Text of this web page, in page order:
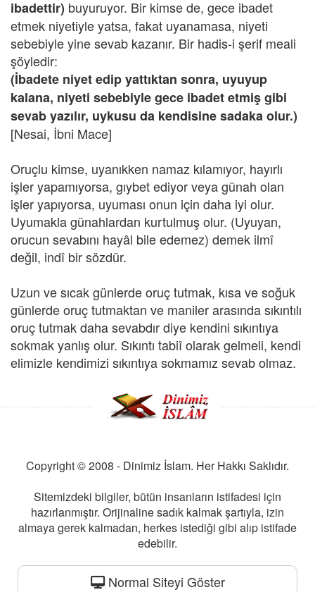
ibadettir) buyuruyor. Bir kimse de, gece ibadet
etmek niyetiyle yatsa, fakat uyanamasa, niyeti
sebebiyle yine sevab kazanır. Bir hadis-i şerif meali
şöyledir:
(İbadete niyet edip yattıktan sonra, uyuyup
kalana, niyeti sebebiyle gece ibadet etmiş gibi
sevab yazılır, uykusu da kendisine sadaka olur.)
[Nesai, İbni Mace]
Oruçlu kimse, uyanıkken namaz kılamıyor, hayırlı
işler yapamıyorsa, gıybet ediyor veya günah olan
işler yapıyorsa, uyuması onun için daha iyi olur.
Uyumakla günahlardan kurtulmuş olur. (Uyuyan,
orucun sevabını hayâl bile edemez) demek ilmî
değil, indî bir sözdür.
Uzun ve sıcak günlerde oruç tutmak, kısa ve soğuk
günlerde oruç tutmaktan ve maniler arasında sıkıntılı
oruç tutmak daha sevabdır diye kendini sıkıntıya
sokmak yanlış olur. Sıkıntı tabiî olarak gelmeli, kendi
elimizle kendimizi sıkıntıya sokmamız sevab olmaz.
Copyright © 2008 - Dinimiz İslam. Her Hakkı Saklıdır.
Sitemizdeki bilgiler, bütün insanların istifadesi için
hazırlanmıştır. Orijinaline sadık kalmak şartıyla, izin
almaya gerek kalmadan, herkes istediği gibi alıp istifade
edebilir.
Normal Siteyi Göster